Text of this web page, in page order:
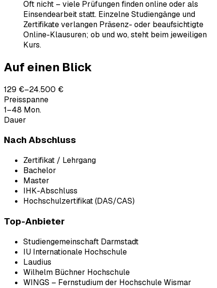
Oft nicht – viele Prüfungen finden online oder als
Einsendearbeit statt. Einzelne Studiengänge und
Zertifikate verlangen Präsenz- oder beaufsichtigte
Online-Klausuren; ob und wo, steht beim jeweiligen
Kurs.
Auf einen Blick
129 €–24.500 €
Preisspanne
1–48 Mon.
Dauer
Nach Abschluss
Zertifikat / Lehrgang
Bachelor
Master
IHK-Abschluss
Hochschulzertifikat (DAS/CAS)
Top-Anbieter
Studiengemeinschaft Darmstadt
IU Internationale Hochschule
Laudius
Wilhelm Büchner Hochschule
WINGS – Fernstudium der Hochschule Wismar